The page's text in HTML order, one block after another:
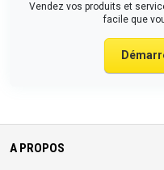
Vendez vos produits et
facile que
A PROPOS